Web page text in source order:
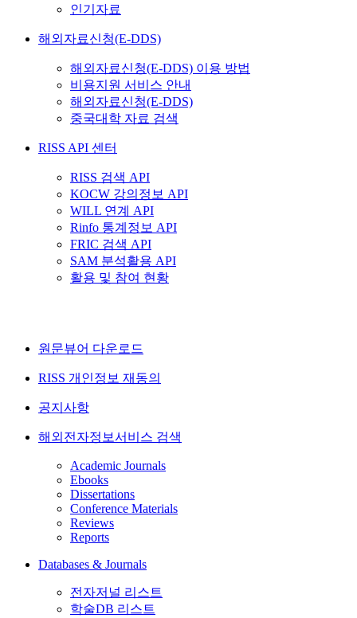
인기자료
해외자료신청(E-DDS)
해외자료신청(E-DDS) 이용 방법
비용지원 서비스 안내
해외자료신청(E-DDS)
중국대학 자료 검색
RISS API 센터
RISS 검색 API
KOCW 강의정보 API
WILL 연계 API
Rinfo 통계정보 API
FRIC 검색 API
SAM 분석활용 API
활용 및 참여 현황
원문뷰어 다운로드
RISS 개인정보 재동의
공지사항
해외전자정보서비스 검색
Academic Journals
Ebooks
Dissertations
Conference Materials
Reviews
Reports
Databases & Journals
전자저널 리스트
학술DB 리스트